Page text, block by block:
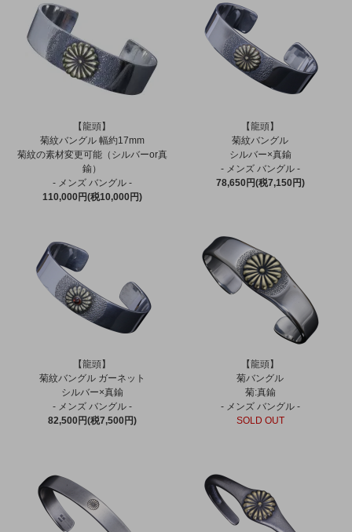
【龍頭】
菊紋バングル 幅約17mm
菊紋の素材変更可能（シルバーor真
鍮）
- メンズ バングル -
110,000円(税10,000円)
【龍頭】
菊紋バングル
シルバー×真鍮
- メンズ バングル -
78,650円(税7,150円)
【龍頭】
菊紋バングル ガーネット
シルバー×真鍮
- メンズ バングル -
82,500円(税7,500円)
【龍頭】
菊バングル
菊:真鍮
- メンズ バングル -
SOLD OUT